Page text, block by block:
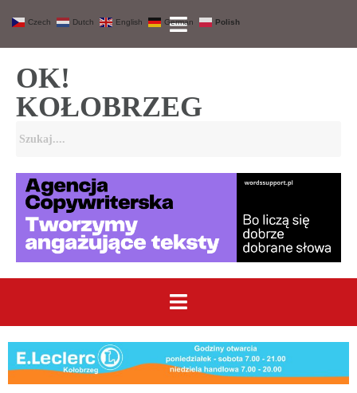
OK!
KOŁOBRZEG
Czech Dutch English German Polish